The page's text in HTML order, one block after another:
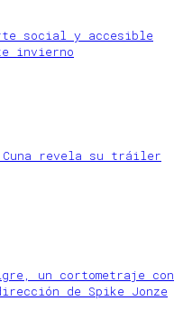
social y accesible
invierno
Cuna revela su tráiler
un cortometraje con
de Spike Jonze